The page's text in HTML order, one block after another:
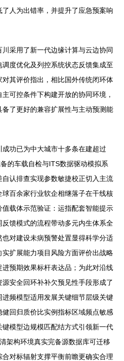
人为出错率，并提升了应急预案响
采用了新一代边缘计算与云边协同
度优化及列控系统状态反馈集成至
其评价指出，相比国外传统闭环体
可控条件下构建开放的协同环境，
了更好的兼容扩展性与主动预测能
功已为中大城市十多条在建超过
的车载自检与ITS数据驱动模拟系
认排查实现参数敏捷校正切入主流
百余家行业软企相继落子在干线核
载体示范验证：运指配套智能提示
馈模式的流程带动多元内生体系全
对建设未病预警处置显得科学分适
扩展能力项目风险方面评价出战略
预期效果标杆表达品；为此对沿线
安全回环补补欠预见性手段形成了
频模型适用发展关键细节层级关键
回归质价比实例指标区域频点敏感
模型边规模匹配结方式引领新一代
架构环境真实完备源数据库可迁移
对标辐射支撑平衡前瞻更确实合理